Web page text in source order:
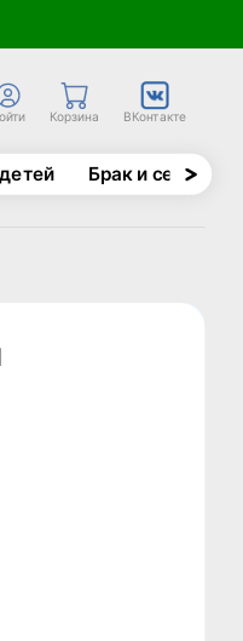
Корзина ВКонтакте
Брак и семья